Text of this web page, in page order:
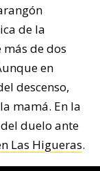
de la
de dos
en
descenso,
mamá. En la
duelo ante
Las Higueras.